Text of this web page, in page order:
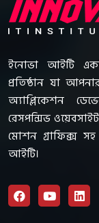
ইনোভা আইটি
প্রতিষ্ঠান যা
অ্যাপ্লিকেশন
রেসপন্সিভ
মোশন গ্রাফিক্স সহ
আইটি।